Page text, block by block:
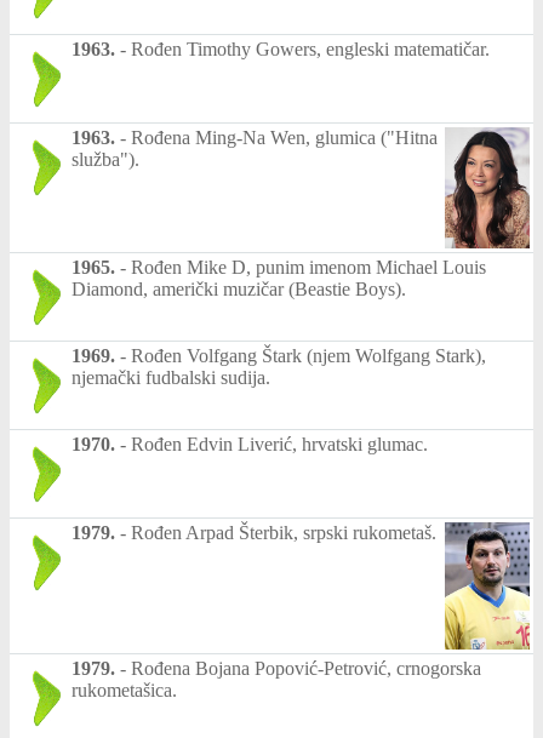
1963. - Rođen Timothy Gowers, engleski matematičar.
1963. - Rođena Ming-Na Wen, glumica ("Hitna
služba").
1965. - Rođen Mike D, punim imenom Michael Louis
Diamond, američki muzičar (Beastie Boys).
1969. - Rođen Volfgang Štark (njem Wolfgang Stark),
njemački fudbalski sudija.
1970. - Rođen Edvin Liverić, hrvatski glumac.
1979. - Rođen Arpad Šterbik, srpski rukometaš.
1979. - Rođena Bojana Popović-Petrović, crnogorska
rukometašica.